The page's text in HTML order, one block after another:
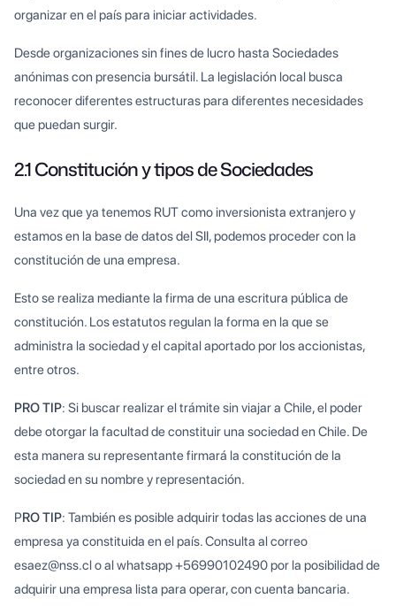
organizar en el país para iniciar actividades.
Desde organizaciones sin fines de lucro hasta Sociedades
anónimas con presencia bursátil. La legislación local busca
reconocer diferentes estructuras para diferentes necesidades
que puedan surgir.
2.1 Constitución y tipos de Sociedades
Una vez que ya tenemos RUT como inversionista extranjero y
estamos en la base de datos del SII, podemos proceder con la
constitución de una empresa.
Esto se realiza mediante la firma de una escritura pública de
constitución. Los estatutos regulan la forma en la que se
administra la sociedad y el capital aportado por los accionistas,
entre otros.
PRO TIP: Si buscar realizar el trámite sin viajar a Chile, el poder
debe otorgar la facultad de constituir una sociedad en Chile. De
esta manera su representante firmará la constitución de la
sociedad en su nombre y representación.
PRO TIP: También es posible adquirir todas las acciones de una
empresa ya constituida en el país. Consulta al correo
esaez@nss.cl o al whatsapp +56990102490 por la posibilidad de
adquirir una empresa lista para operar, con cuenta bancaria.